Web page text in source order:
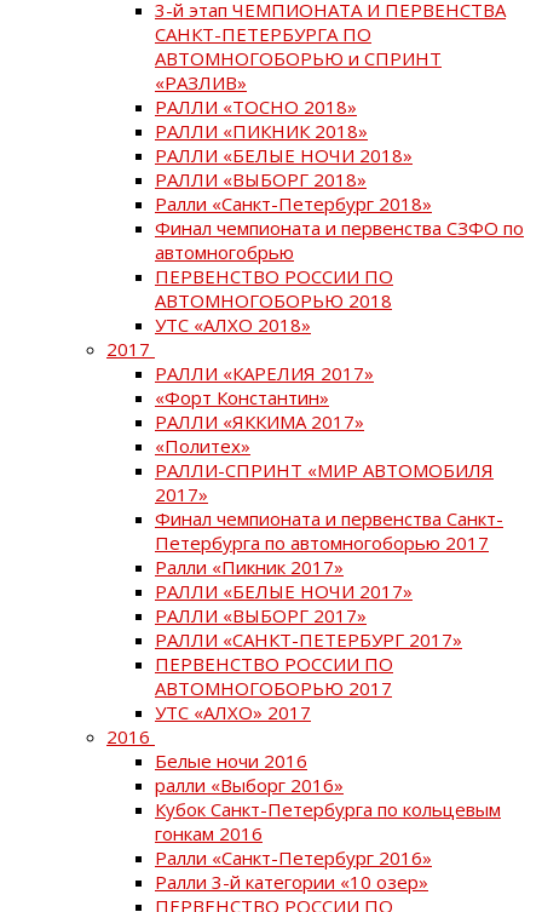
3-й этап ЧЕМПИОНАТА И ПЕРВЕНСТВА
САНКТ-ПЕТЕРБУРГА ПО
АВТОМНОГОБОРЬЮ и СПРИНТ
«РАЗЛИВ»
РАЛЛИ «ТОСНО 2018»
РАЛЛИ «ПИКНИК 2018»
РАЛЛИ «БЕЛЫЕ НОЧИ 2018»
РАЛЛИ «ВЫБОРГ 2018»
Ралли «Санкт-Петербург 2018»
Финал чемпионата и первенства СЗФО по
автомногобрью
ПЕРВЕНСТВО РОССИИ ПО
АВТОМНОГОБОРЬЮ 2018
УТС «АЛХО 2018»
2017
РАЛЛИ «КАРЕЛИЯ 2017»
«Форт Константин»
РАЛЛИ «ЯККИМА 2017»
«Политех»
РАЛЛИ-СПРИНТ «МИР АВТОМОБИЛЯ
2017»
Финал чемпионата и первенства Санкт-
Петербурга по автомногоборью 2017
Ралли «Пикник 2017»
РАЛЛИ «БЕЛЫЕ НОЧИ 2017»
РАЛЛИ «ВЫБОРГ 2017»
РАЛЛИ «САНКТ-ПЕТЕРБУРГ 2017»
ПЕРВЕНСТВО РОССИИ ПО
АВТОМНОГОБОРЬЮ 2017
УТС «АЛХО» 2017
2016
Белые ночи 2016
ралли «Выборг 2016»
Кубок Санкт-Петербурга по кольцевым
гонкам 2016
Ралли «Санкт-Петербург 2016»
Ралли 3-й категории «10 озер»
ПЕРВЕНСТВО РОССИИ ПО